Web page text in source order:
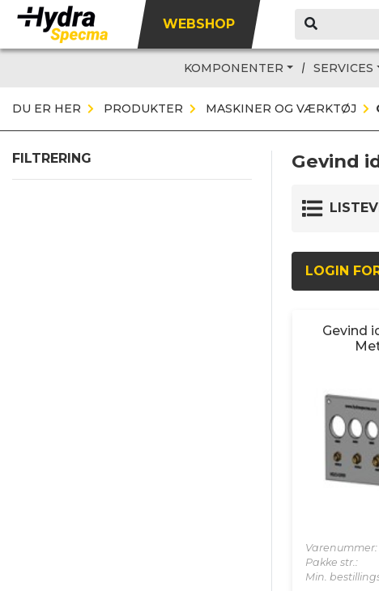
WEBSHOP
KOMPONENTER SERVICES
DU ER HER PRODUKTER MASKINER OG VÆRKTØJ
FILTRERING Gevind
LOGIN
Gevind
Varenummer:
Pakke str.:
Min.